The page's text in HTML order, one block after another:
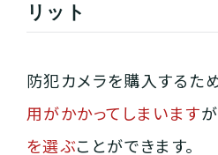
リット
防犯カメラを購入するた
用がかかってしまいますが
を選ぶことができます。